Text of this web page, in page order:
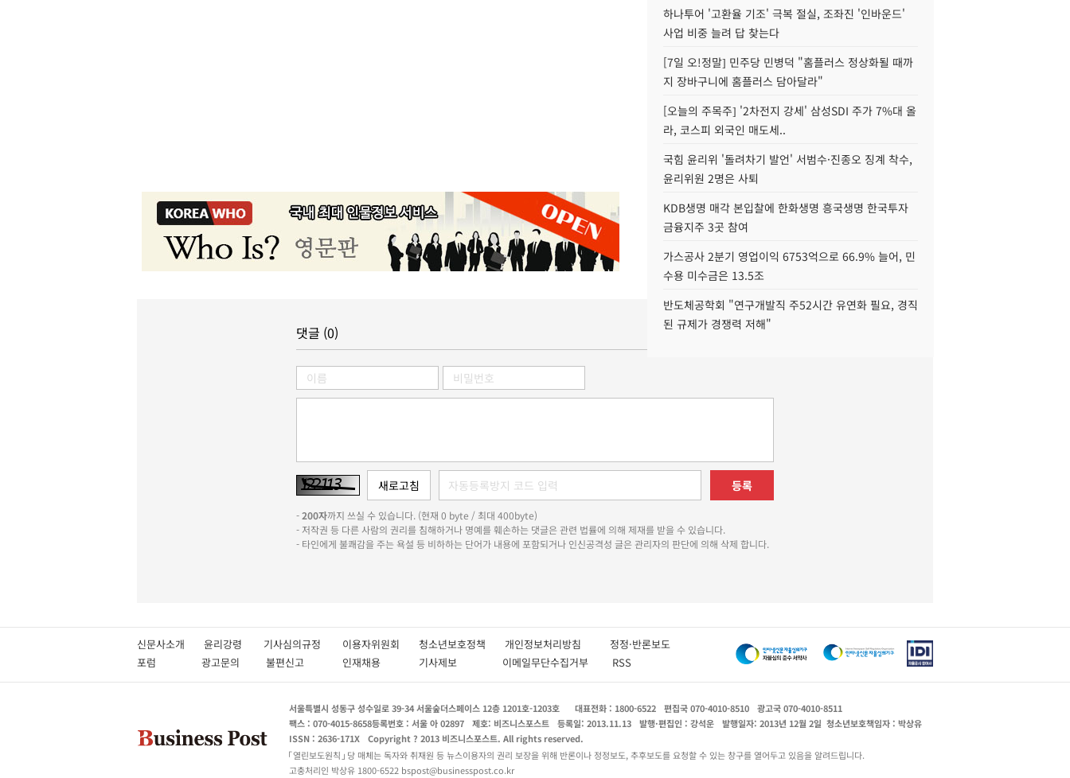
하나투어 '고환율 기조' 극복 절실, 조좌진 '인바운드'
사업 비중 늘려 답 찾는다
[7일 오!정말] 민주당 민병덕 "홈플러스 정상화될 때까
지 장바구니에 홈플러스 담아달라"
[오늘의 주목주] '2차전지 강세' 삼성SDI 주가 7%대 올
라, 코스피 외국인 매도세..
국힘 윤리위 '돌려차기 발언' 서범수·진종오 징계 착수,
윤리위원 2명은 사퇴
KDB생명 매각 본입찰에 한화생명 흥국생명 한국투자
금융지주 3곳 참여
가스공사 2분기 영업이익 6753억으로 66.9% 늘어, 민
수용 미수금은 13.5조
반도체공학회 "연구개발직 주52시간 유연화 필요, 경직
된 규제가 경쟁력 저해"
댓글 (0)
등록
-200자까지 쓰실 수 있습니다. (현재 0 byte / 최대 400byte)
- 저작권 등 다른 사람의 권리를 침해하거나 명예를 훼손하는 댓글은 관련 법률에 의해 제재를 받을 수 있습니다.
- 타인에게 불쾌감을 주는 욕설 등 비하하는 단어가 내용에 포함되거나 인신공격성 글은 관리자의 판단에 의해 삭제 합니다.
신문사소개 윤리강령 기사심의규정 이용자위원회 청소년보호정책 개인정보처리방침 정정·반론보도
포럼
광고문의 불편신고 인재채용 기사제보 이메일무단수집거부 RSS
서울특별시 성동구 성수일로 39-34 서울숲더스페이스 12층 1201호-1203호 대표전화 : 1800-6522 편집국 070-4010-8510
광고국 070-4010-8511
팩스 : 070-4015-8658등록번호 : 서울 아 02897 제호: 비즈니스포스트 등록일: 2013.11.13 발행·편집인 : 강석운 발행일자: 2013년 12월 2일 청소년보호책임자 : 박상유
ISSN : 2636-171X
Copyright ? 2013 비즈니스포스트. All rights reserved.
열린보도원칙
당 매체는 독자와 취재원 등 뉴스이용자의 권리 보장을 위해 반론이나 정정보도, 추후보도를 요청할 수 있는 창구를 열어두고 있음을 알려드립니다.
고충처리인 박상유 1800-6522 bspost@businesspost.co.kr